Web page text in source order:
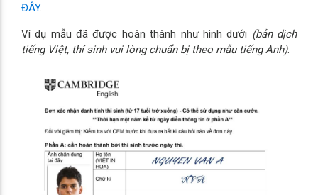
ĐÂY.
Ví dụ mẫu đã được hoàn thành như hình dưới (bản dịch
tiếng Việt, thí sinh vui lòng chuẩn bị theo mẫu tiếng Anh):